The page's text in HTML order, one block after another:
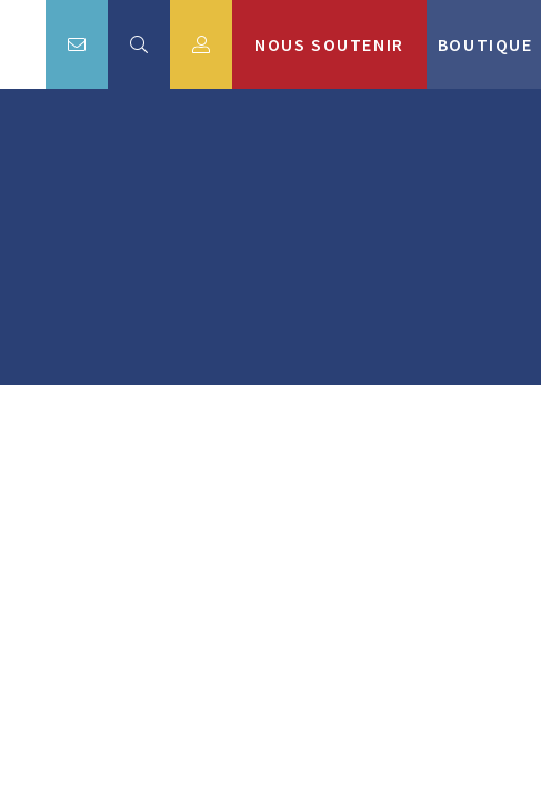
NOUS SOUTENIR BOUTIQUE